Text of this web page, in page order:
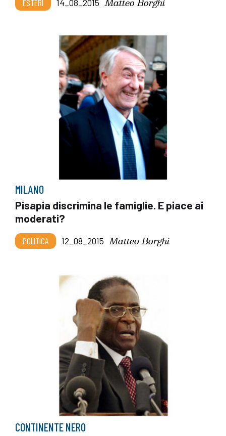
ESTERI 14_08_2015
MILANO
Pisapia discrimina le famiglie. E piace ai
moderati?
POLITICA 12_08_2015 Matteo Borghi
CONTINENTE NERO